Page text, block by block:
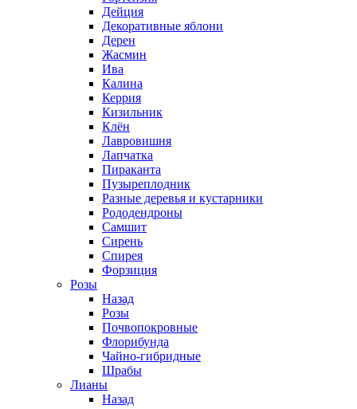
Дейция
Декоративные яблони
Дерен
Жасмин
Ива
Калина
Керрия
Кизильник
Клён
Лавровишня
Лапчатка
Пираканта
Пузыреплодник
Разные деревья и кустарники
Рододендроны
Самшит
Сирень
Спирея
Форзиция
Розы
Назад
Розы
Почвопокровные
Флорибунда
Чайно-гибридные
Шрабы
Лианы
Назад